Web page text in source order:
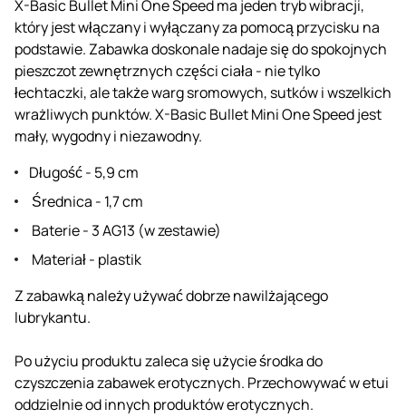
X-Basic Bullet Mini One Speed ma jeden tryb wibracji,
który jest włączany i wyłączany za pomocą przycisku na
podstawie. Zabawka doskonale nadaje się do spokojnych
pieszczot zewnętrznych części ciała - nie tylko
łechtaczki, ale także warg sromowych, sutków i wszelkich
wrażliwych punktów. X-Basic Bullet Mini One Speed jest
mały, wygodny i niezawodny.
Długość - 5,9 cm
Średnica - 1,7 cm
Baterie - 3 AG13 (w zestawie)
Materiał - plastik
Z zabawką należy używać dobrze nawilżającego
lubrykantu.
Po użyciu produktu zaleca się użycie środka do
czyszczenia zabawek erotycznych. Przechowywać w etui
oddzielnie od innych produktów erotycznych.